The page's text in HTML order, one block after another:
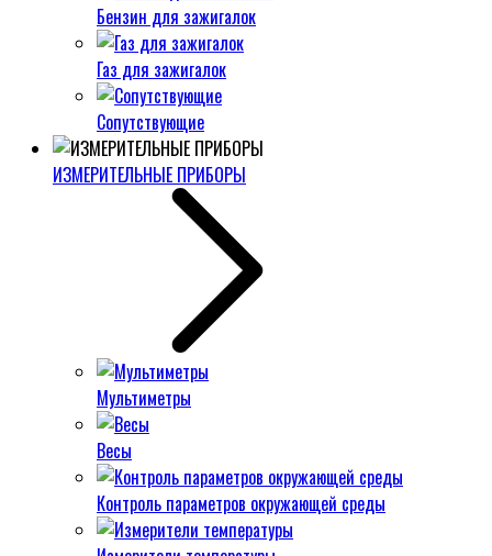
Бензин для зажигалок
Газ для зажигалок
Сопутствующие
ИЗМЕРИТЕЛЬНЫЕ ПРИБОРЫ
Мультиметры
Весы
Контроль параметров окружающей среды